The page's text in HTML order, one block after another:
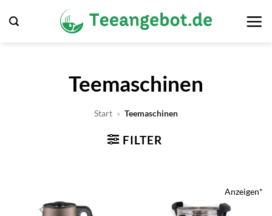
Inhalt
Teemaschinen
Start » Teemaschinen
FILTER
Anzeigen*